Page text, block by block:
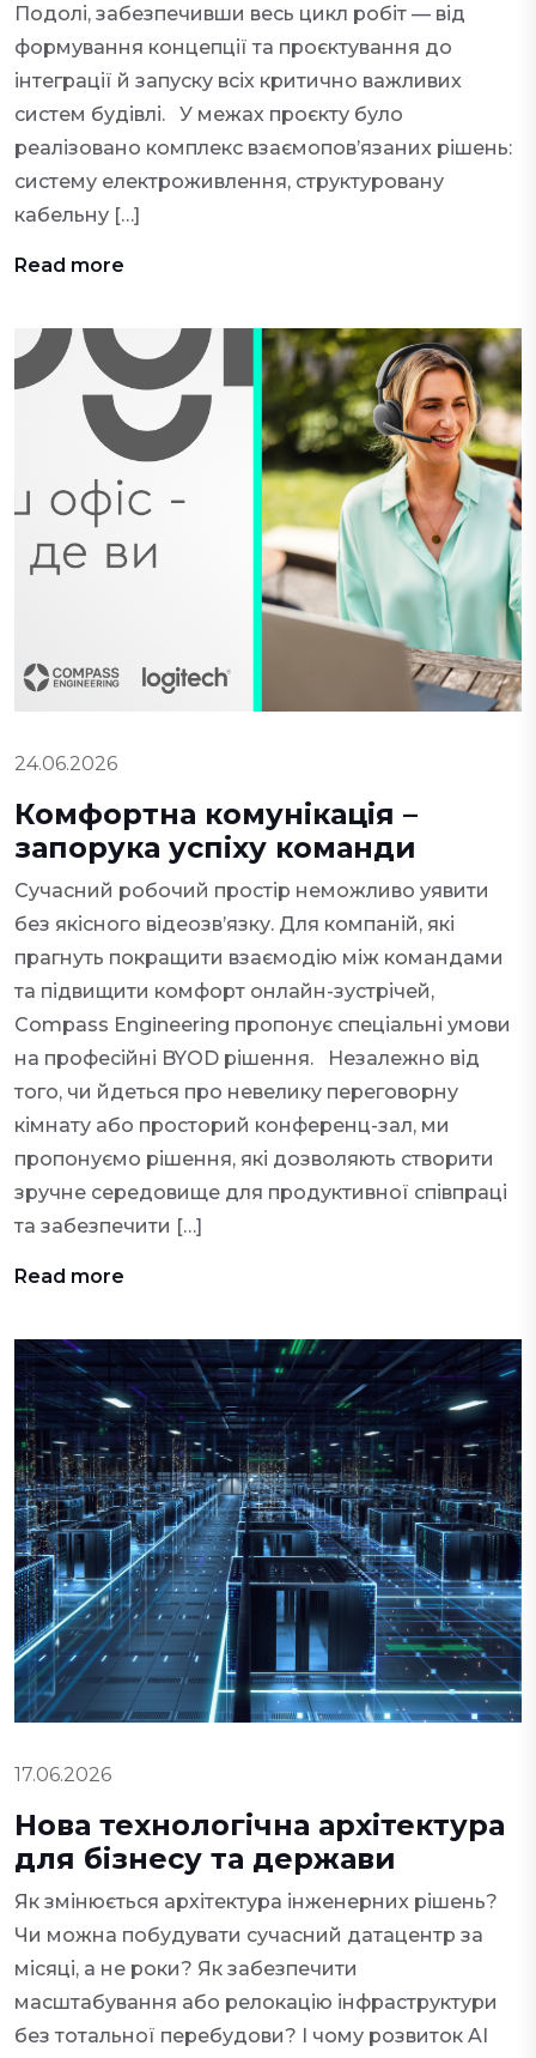
Подолі, забезпечивши весь цикл робіт — від
формування концепції та проєктування до
інтеграції й запуску всіх критично важливих
систем будівлі. У межах проєкту було
реалізовано комплекс взаємопов’язаних рішень:
систему електроживлення, структуровану
кабельну […]
Read more
24.06.2026
Комфортна комунікація –
запорука успіху команди
Сучасний робочий простір неможливо уявити
без якісного відеозв’язку. Для компаній, які
прагнуть покращити взаємодію між командами
та підвищити комфорт онлайн-зустрічей,
Compass Engineering пропонує спеціальні умови
на професійні BYOD рішення. Незалежно від
того, чи йдеться про невелику переговорну
кімнату або просторий конференц-зал, ми
пропонуємо рішення, які дозволяють створити
зручне середовище для продуктивної співпраці
та забезпечити […]
Read more
17.06.2026
Нова технологічна архітектура
для бізнесу та держави
Як змінюється архітектура інженерних рішень?
Чи можна побудувати сучасний датацентр за
місяці, а не роки? Як забезпечити
масштабування або релокацію інфраструктури
без тотальної перебудови? І чому розвиток AI